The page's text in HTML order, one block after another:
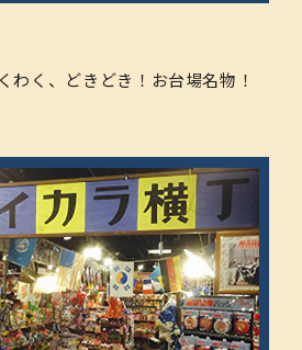
わく、どきどき！お台場名物！